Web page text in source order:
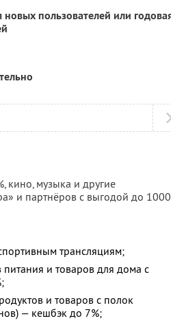
новых пользователей или
музыка и другие
и партнёров с выгодой до
трансляциям;
питания и товаров для дома с
и товаров с полок
— кешбэк до 7%;